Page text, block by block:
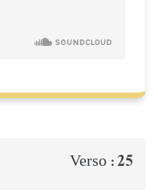
Verso :25